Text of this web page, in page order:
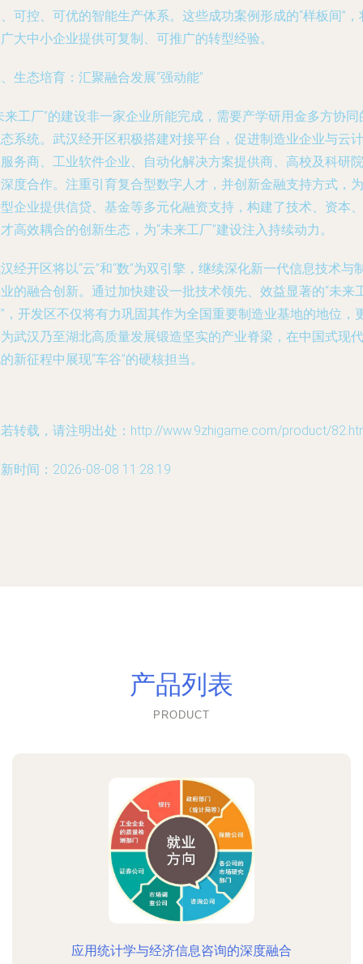
可控、可优的智能生产体系。这些成功案例形成的“样板间”，
大中小企业提供可复制、可推广的转型经验。
生态培育：汇聚融合发展“强动能”
来工厂”的建设非一家企业所能完成，需要产学研用金多方协同
系统。武汉经开区积极搭建对接平台，促进制造业企业与云计
务商、工业软件企业、自动化解决方案提供商、高校及科研院
度合作。注重引育复合型数字人才，并创新金融支持方式，为
企业提供信贷、基金等多元化融资支持，构建了技术、资本、
高效耦合的创新生态，为“未来工厂”建设注入持续动力。
经开区将以“云”和“数”为双引擎，继续深化新一代信息技术与
的融合创新。通过加快建设一批技术领先、效益显著的“未来
，开发区不仅将有力巩固其作为全国重要制造业基地的地位，
武汉乃至湖北高质量发展锻造坚实的产业脊梁，在中国式现代
新征程中展现“车谷”的硬核担当。
转载，请注明出处：http://www.9zhigame.com/product/
时间：2026-08-08 11:28:19
产品列表
PRODUCT
应用统计学与经济信息咨询的深度融合